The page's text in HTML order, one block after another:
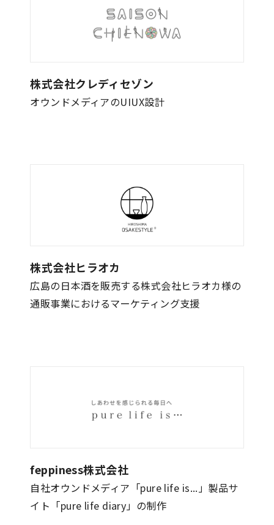
株式会社クレディセゾン
オウンドメディアのUIUX設計
株式会社ヒラオカ
広島の日本酒を販売する株式会社ヒラオカ様の
通販事業におけるマーケティング支援
feppiness株式会社
自社オウンドメディア「pure life is...」製品サ
イト「pure life diary」の制作